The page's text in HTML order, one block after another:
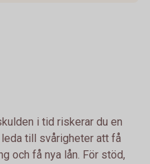
i tid riskerar du en
till svårigheter att få
och få nya lån. För stöd,